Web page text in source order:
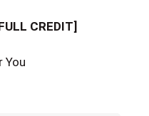
CREDIT]
You